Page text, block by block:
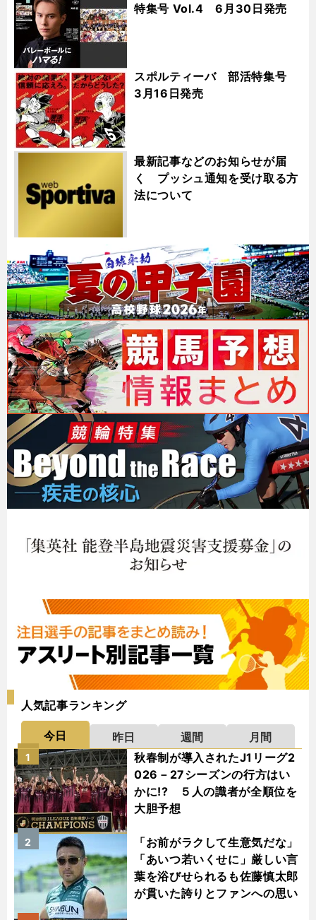
特集号 Vol.4 6月30日発売
スポルティーバ 部活特集号
3月16日発売
最新記事などのお知らせが届
く プッシュ通知を受け取る方
法について
人気記事ランキング
今日 昨日 週間
月間
秋春制が導入されたJ1リーグ2
026－27シーズンの行方はい
かに!? ５人の識者が全順位を
大胆予想
1
「お前がラクして生意気だな」
「あいつ若いくせに」厳しい言
葉を浴びせられるも佐藤慎太郎
が貫いた誇りとファンへの思い
2